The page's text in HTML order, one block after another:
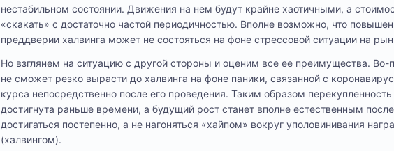
нестабильном состоянии. Движения на нем будут крайне хаотичными, а
«скакать» с достаточно частой периодичностью. Вполне возможно, что
преддверии халвинга может не состояться на фоне стрессовой ситуации на
Но взглянем на ситуацию с другой стороны и оценим все ее преимущества. Во-
не сможет резко вырасти до халвинга на фоне паники, связанной с
курса непосредственно после его проведения. Таким образом
достигнута раньше времени, а будущий рост станет вполне естественным
достигаться постепенно, а не нагоняться «хайпом» вокруг уполовинивания
(халвингом).